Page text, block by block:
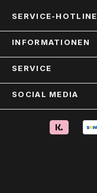
SERVICE-HOTLINE
INFORMATIONEN
SERVICE
SOCIAL MEDIA